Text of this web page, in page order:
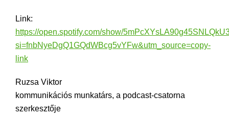
Link:
https://open.spotify.com/show/
si=fnbNyeDgQ1GQdWBcg5vYFw&utm_source=copy-
link
Ruzsa Viktor
kommunikációs munkatárs, a podcast-csatorna
szerkesztője